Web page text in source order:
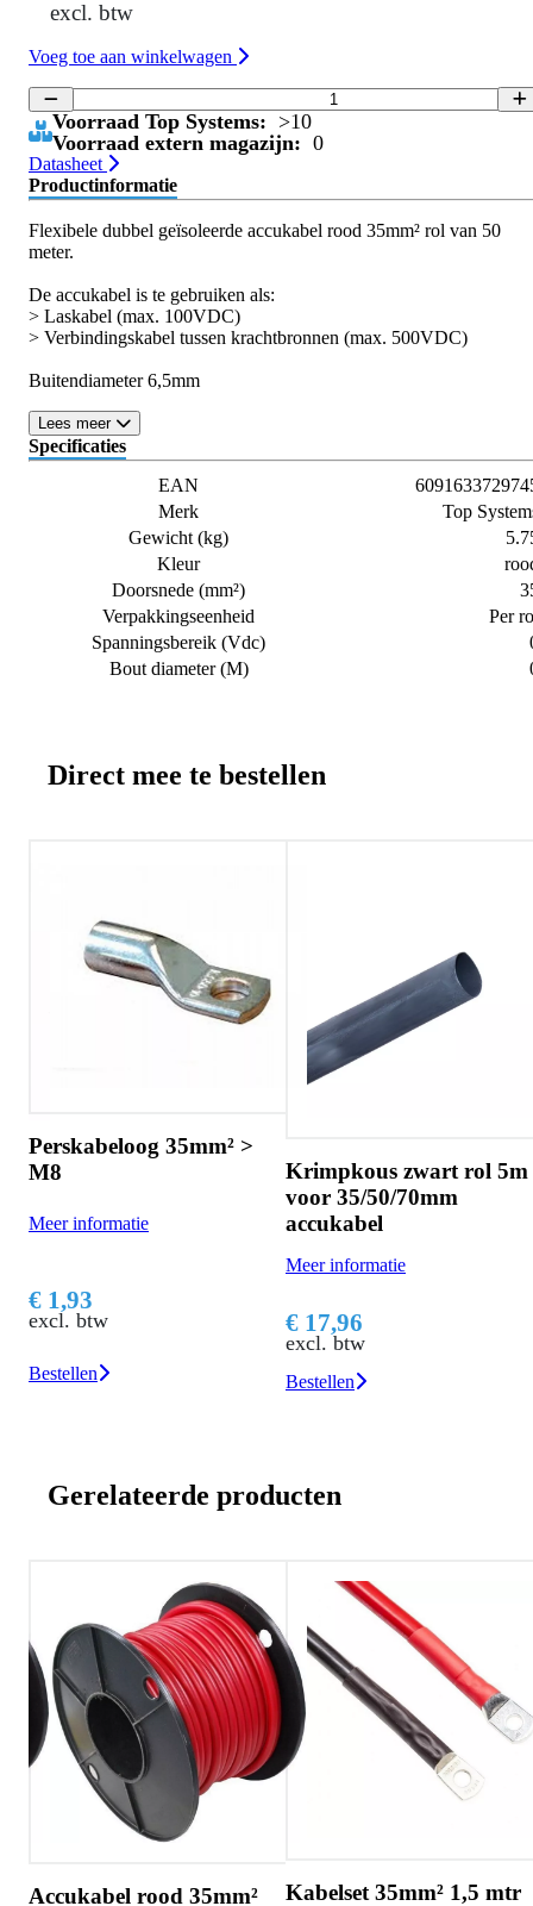
excl. btw
Voeg toe aan winkelwagen
Voorraad Top Systems: >10
Voorraad extern magazijn: 0
Datasheet
Productinformatie
Flexibele dubbel geïsoleerde accukabel rood 35mm² rol van 50
meter.
De accukabel is te gebruiken als:
> Laskabel (max. 100VDC)
> Verbindingskabel tussen krachtbronnen (max. 500VDC)
Buitendiameter 6,5mm
Lees meer
Specificaties
EAN
Merk
Top
Gewicht (kg)
Kleur
Doorsnede (mm²)
Verpakkingseenheid
Per
Spanningsbereik (Vdc)
Bout diameter (M)
Direct mee te bestellen
>
Krimpkous zwart rol 5m
accukabel
€ 17,96
Bestellen
Accukabel zwart
rol 25 meter
€ 314,60
excl. btw
Bestellen
Gerelateerde producten
Accukabel rood 35mm²
Kabelset 35mm² 1,5 mtr